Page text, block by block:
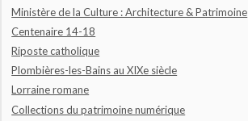
Ministère de la Culture : Architecture & Patrimoine
Centenaire 14-18
Riposte catholique
Plombières-les-Bains au XIXe siècle
Lorraine romane
Collections du patrimoine numérique